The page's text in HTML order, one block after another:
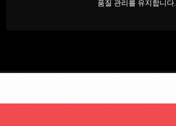
품질 관리를 유지합니다.